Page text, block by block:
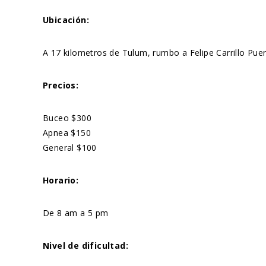
Ubicación:
A 17 kilometros de Tulum, rumbo a Felipe Carrillo
Precios:
Buceo $300
Apnea $150
General $100
Horario:
De 8 am a 5 pm
Nivel de dificultad: